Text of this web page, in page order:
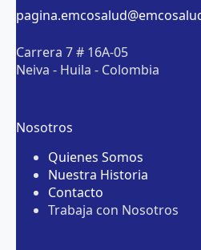
Carrera 7 # 16A-05
Neiva - Huila - Colombia
Nosotros
Quienes Somos
Nuestra Historia
Contacto
Trabaja con Nosotros